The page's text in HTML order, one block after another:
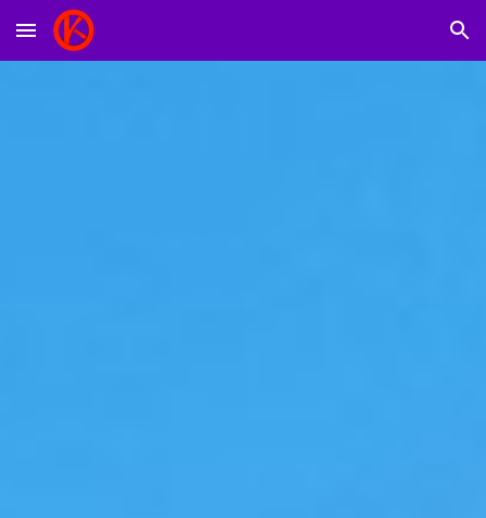
Skip to main content Skip to navigation